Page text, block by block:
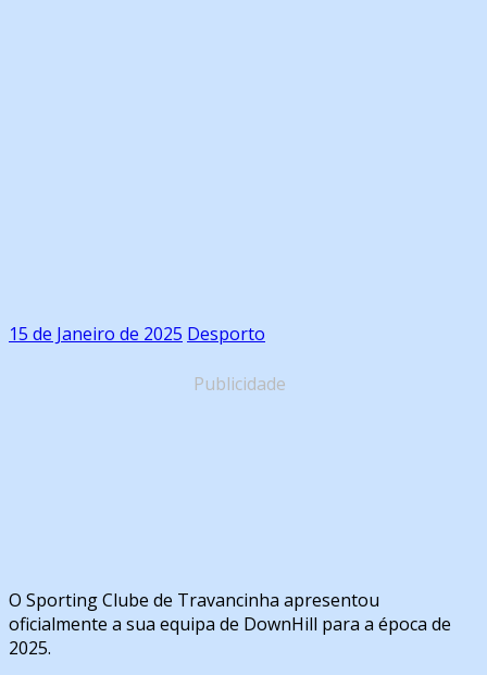
15 de Janeiro de 2025 Desporto
Publicidade
O Sporting Clube de Travancinha apresentou
oficialmente a sua equipa de DownHill para a época de
2025.